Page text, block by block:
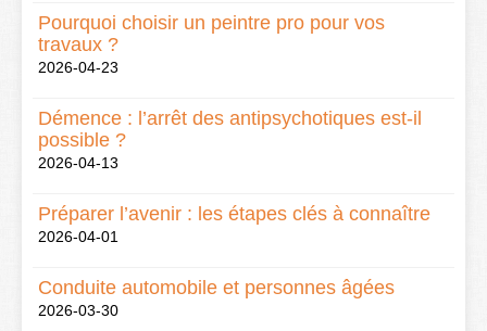
Pourquoi choisir un peintre pro pour vos
travaux ?
2026-04-23
Démence : l’arrêt des antipsychotiques est-il
possible ?
2026-04-13
Préparer l’avenir : les étapes clés à connaître
2026-04-01
Conduite automobile et personnes âgées
2026-03-30